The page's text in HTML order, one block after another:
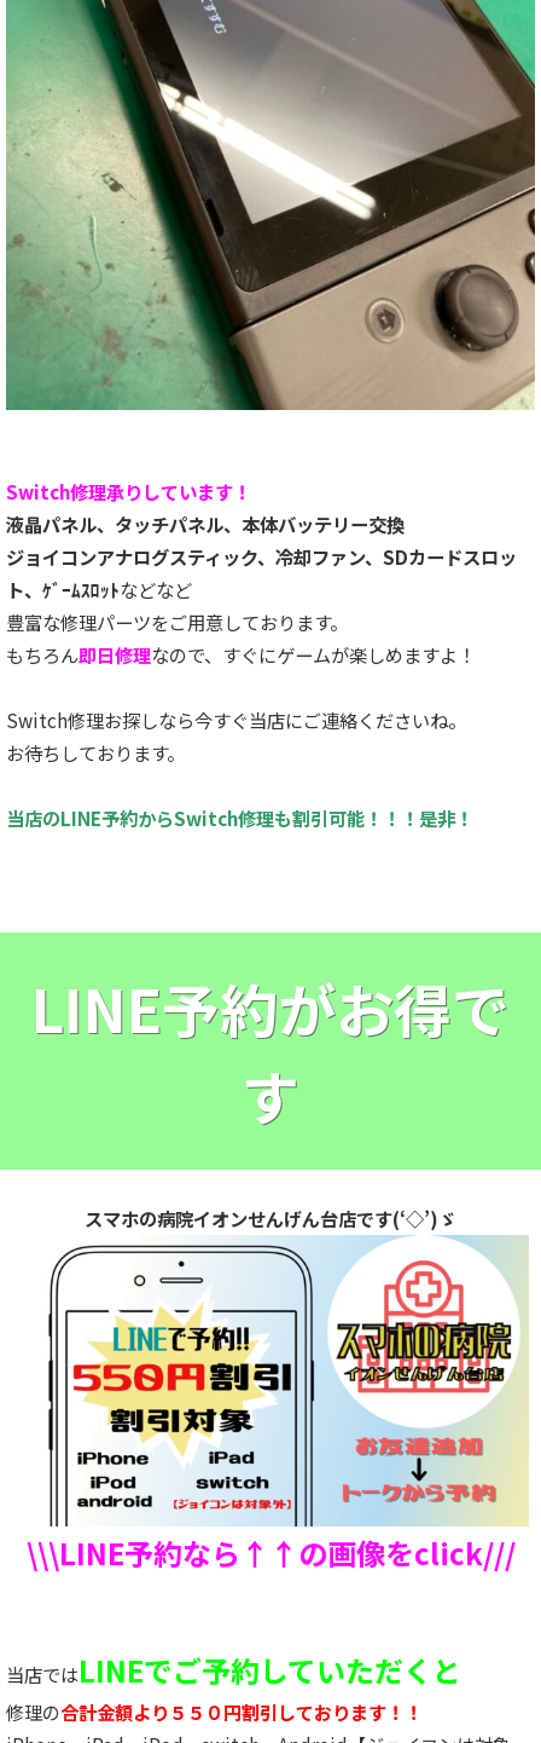
Switch修理承りしています！
液晶パネル、タッチパネル、本体バッテリー交換
ジョイコンアナログスティック、冷却ファン、SDカードスロッ
ト、ｹﾞｰﾑｽﾛｯﾄなどなど
豊富な修理パーツをご用意しております。
もちろん即日修理なので、すぐにゲームが楽しめますよ！
Switch修理お探しなら今すぐ当店にご連絡くださいね。
お待ちしております。
当店のLINE予約からSwitch修理も割引可能！！！是非！
LINE予約がお得で
す
スマホの病院イオンせんげん台店です(‘◇’)ゞ
\\\LINE予約なら↑↑の画像をclick///
当店ではLINEでご予約していただくと
修理の合計金額より５５０円割引しております！！